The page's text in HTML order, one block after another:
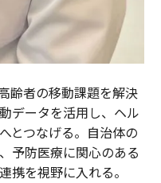
齢者の移動課題を解決
データを活用し、ヘル
とつなげる。自治体の
予防医療に関心のある
携を視野に入れる。